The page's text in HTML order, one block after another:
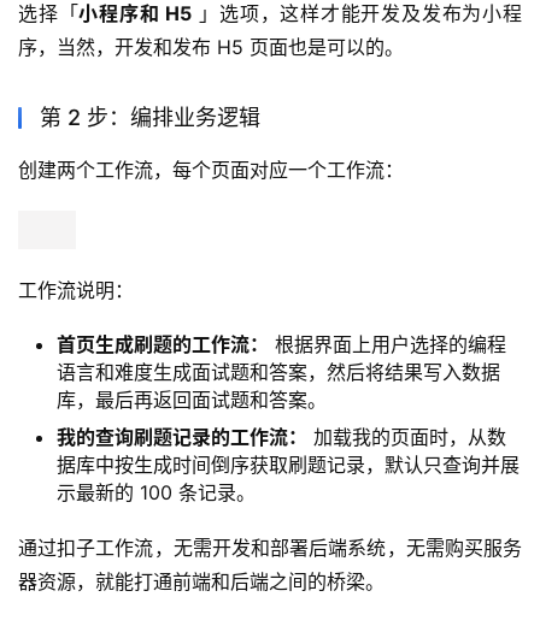
选择「小程序和 H5 」选项，这样才能开发及发布为小程
序，当然，开发和发布 H5 页面也是可以的。
第 2 步：编排业务逻辑
创建两个工作流，每个页面对应一个工作流：
工作流说明：
首页生成刷题的工作流：
根据界面上用户选择的编程
语言和难度生成面试题和答案，然后将结果写入数据
库，最后再返回面试题和答案。
我的查询刷题记录的工作流：
加载我的页面时，从数
据库中按生成时间倒序获取刷题记录，默认只查询并展
示最新的 100 条记录。
通过扣子工作流，无需开发和部署后端系统，无需购买服务
器资源，就能打通前端和后端之间的桥梁。